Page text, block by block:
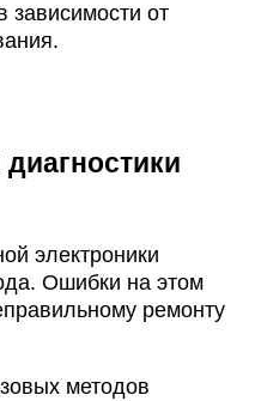
зависимости от
электроники
Ошибки на этом
ремонту
методов